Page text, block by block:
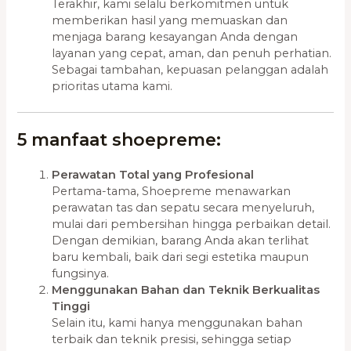
Terakhir, kami selalu berkomitmen untuk
memberikan hasil yang memuaskan dan
menjaga barang kesayangan Anda dengan
layanan yang cepat, aman, dan penuh perhatian.
Sebagai tambahan, kepuasan pelanggan adalah
prioritas utama kami.
5 manfaat shoepreme:
Perawatan Total yang Profesional
Pertama-tama, Shoepreme menawarkan
perawatan tas dan sepatu secara menyeluruh,
mulai dari pembersihan hingga perbaikan detail.
Dengan demikian, barang Anda akan terlihat
baru kembali, baik dari segi estetika maupun
fungsinya.
Menggunakan Bahan dan Teknik Berkualitas
Tinggi
Selain itu, kami hanya menggunakan bahan
terbaik dan teknik presisi, sehingga setiap